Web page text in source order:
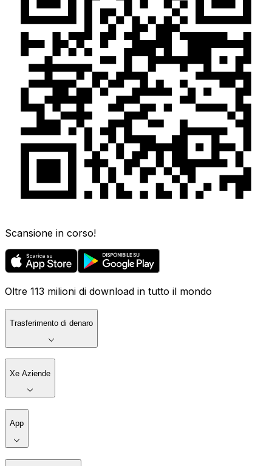
Scansione in corso!
Oltre 113 milioni di download in tutto il mondo
Trasferimento di denaro
Xe Aziende
App